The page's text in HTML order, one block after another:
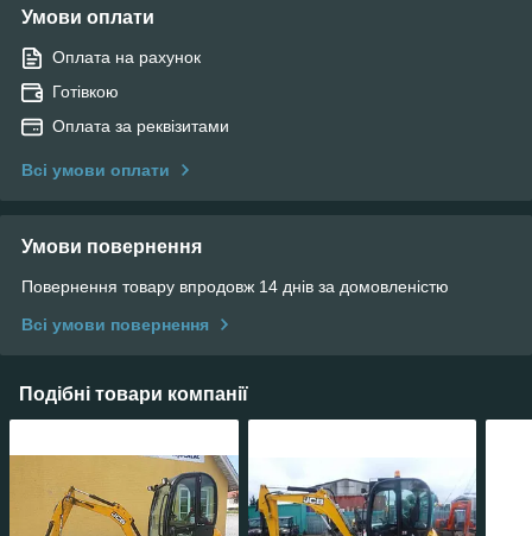
Умови оплати
Оплата на рахунок
Готівкою
Оплата за реквізитами
Всі умови оплати
Умови повернення
Повернення товару впродовж 14 днів за домовленістю
Всі умови повернення
Подібні товари компанії